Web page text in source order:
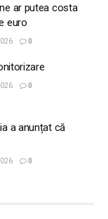
ar putea costa
euro
0
0
a anunțat că
0